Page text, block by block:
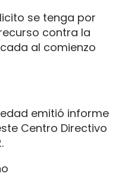
se tenga por
contra la
al comienzo
emitió informe
Centro Directivo